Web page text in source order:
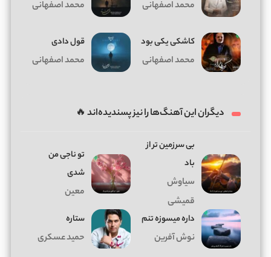
محمد اصفهانی محمد اصفهانی
کاشکی یکی بود
محمد اصفهانی
قول دادی
محمد اصفهانی
دیگران این آهنگ‌ها را نیز پسندیده‌اند 🔥
بی سرزمین تر از
باد
سیاوش
قمیشی
تو ناجی من
شدی
معین
داره میسوزه تنم
نوش آفرین
ستاره
حمید عسکری